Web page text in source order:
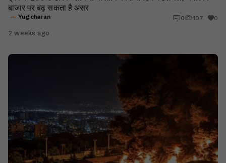
बाजार पर बढ़ सकता है असर
Yugcharan 0 107 0
2 weeks ago